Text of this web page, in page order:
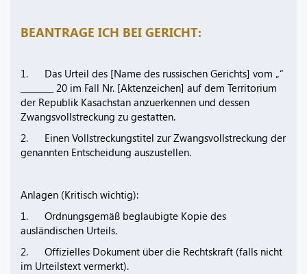
BEANTRAGE ICH BEI GERICHT:
1. Das Urteil des [Name des russischen Gerichts] vom „“
________ 20 im Fall Nr. [Aktenzeichen] auf dem Territorium
der Republik Kasachstan anzuerkennen und dessen
Zwangsvollstreckung zu gestatten.
2. Einen Vollstreckungstitel zur Zwangsvollstreckung der
genannten Entscheidung auszustellen.
Anlagen (Kritisch wichtig):
1. Ordnungsgemäß beglaubigte Kopie des
ausländischen Urteils.
2. Offizielles Dokument über die Rechtskraft (falls nicht
im Urteilstext vermerkt).